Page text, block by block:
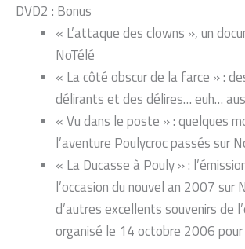
DVD2 : Bonus
« L’attaque des clowns », un
NoTélé
« La côté obscur de la farce » :
délirants et des délires… euh…
« Vu dans le poste » : quelques
l’aventure Poulycroc passés sur
« La Ducasse à Pouly » :
l’occasion du nouvel an 2007 sur
d’autres excellents souvenirs de
organisé le 14 octobre 2006